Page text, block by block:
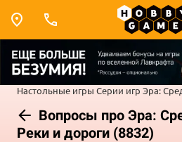
Настольные игры Серии игр Эра:
Вопросы про Эра:
Реки и дороги (8832)